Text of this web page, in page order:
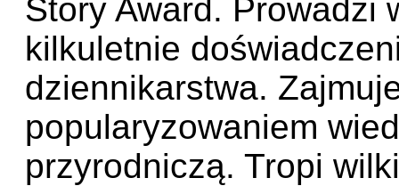
Story Award. Prowadzi
kilkuletnie
dziennikarstwa.
popularyzowaniem
przyrodniczą. Tropi